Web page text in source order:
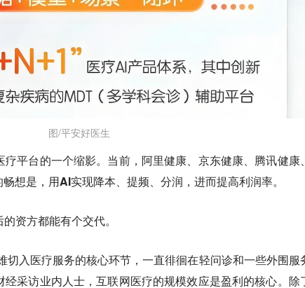
图/平安好医生
平台的一个缩影。当前，阿里健康、京东健康、腾讯健康
想是，用AI实现降本、提频、分润，进而提高利润率。
资方都能有个交代。
切入医疗服务的核心环节，一直徘徊在轻问诊和一些外围服
采访业内人士，互联网医疗的规模效应是盈利的核心。除